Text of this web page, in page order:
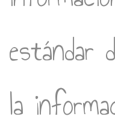
estándar
la